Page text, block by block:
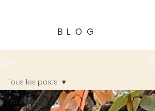
BLOG
BLOG
Tous les posts
Tous les posts